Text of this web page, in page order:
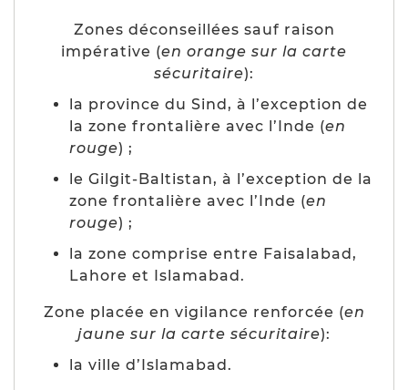
Zones déconseillées sauf raison
impérative (en orange sur la carte
sécuritaire):
la province du Sind, à l’exception de
la zone frontalière avec l’Inde (en
rouge) ;
le Gilgit-Baltistan, à l’exception de la
zone frontalière avec l’Inde (en
rouge) ;
la zone comprise entre Faisalabad,
Lahore et Islamabad.
Zone placée en vigilance renforcée (en
jaune sur la carte sécuritaire):
la ville d’Islamabad.